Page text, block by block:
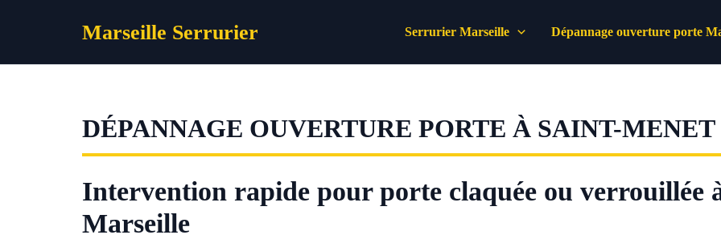
Marseille Serrurier Serrurier Marseille Dépannage ouverture porte
DÉPANNAGE OUVERTURE PORTE À SAINT-
Intervention rapide pour porte claquée ou verrouillée
Marseille